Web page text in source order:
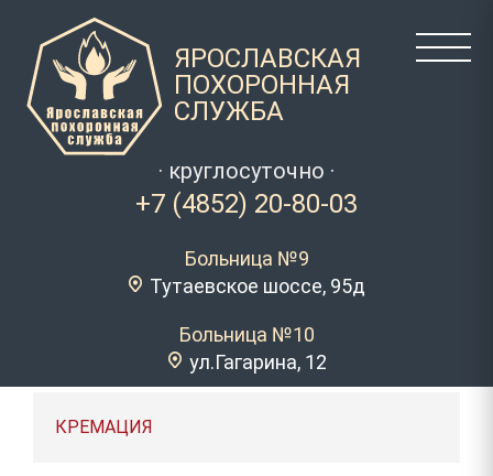
ЯРОСЛАВСКАЯ
ПОХОРОННАЯ
СЛУЖБА
· круглосуточно ·
+7 (4852) 20-80-03
Больница №9
Тутаевское шоссе, 95д
Больница №10
ул.Гагарина, 12
КРЕМАЦИЯ